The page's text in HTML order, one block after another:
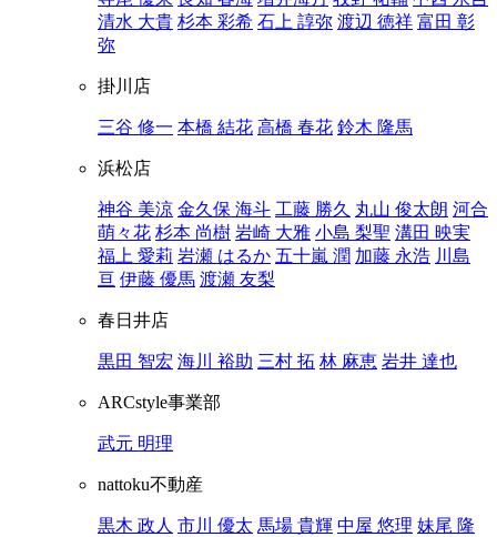
清水 大貴 杉本 彩希 石上 諄弥 渡辺 徳祥 富田 彰
弥
掛川店
三谷 修一 本橋 結花 高橋 春花 鈴木 隆馬
浜松店
神谷 美涼 金久保 海斗 工藤 勝久 丸山 俊太朗 河合
萌々花 杉本 尚樹 岩崎 大雅 小島 梨聖 溝田 映実
福上 愛莉 岩瀬 はるか 五十嵐 潤 加藤 永浩 川島
亘 伊藤 優馬 渡瀬 友梨
春日井店
黒田 智宏 海川 裕助 三村 拓 林 麻恵 岩井 達也
ARCstyle事業部
武元 明理
nattoku不動産
黒木 政人 市川 優太 馬場 貴輝 中屋 悠理 妹尾 隆